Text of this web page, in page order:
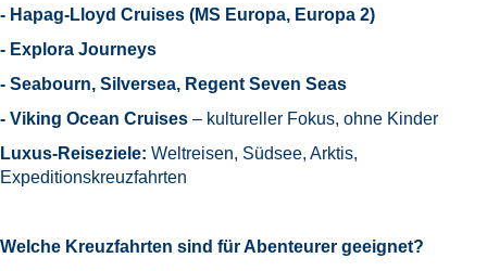
- Hapag-Lloyd Cruises (MS Europa, Europa 2)
- Explora Journeys
- Seabourn, Silversea, Regent Seven Seas
- Viking Ocean Cruises – kultureller Fokus, ohne Kinder
Luxus-Reiseziele: Weltreisen, Südsee, Arktis,
Expeditionskreuzfahrten
Welche Kreuzfahrten sind für Abenteurer geeignet?